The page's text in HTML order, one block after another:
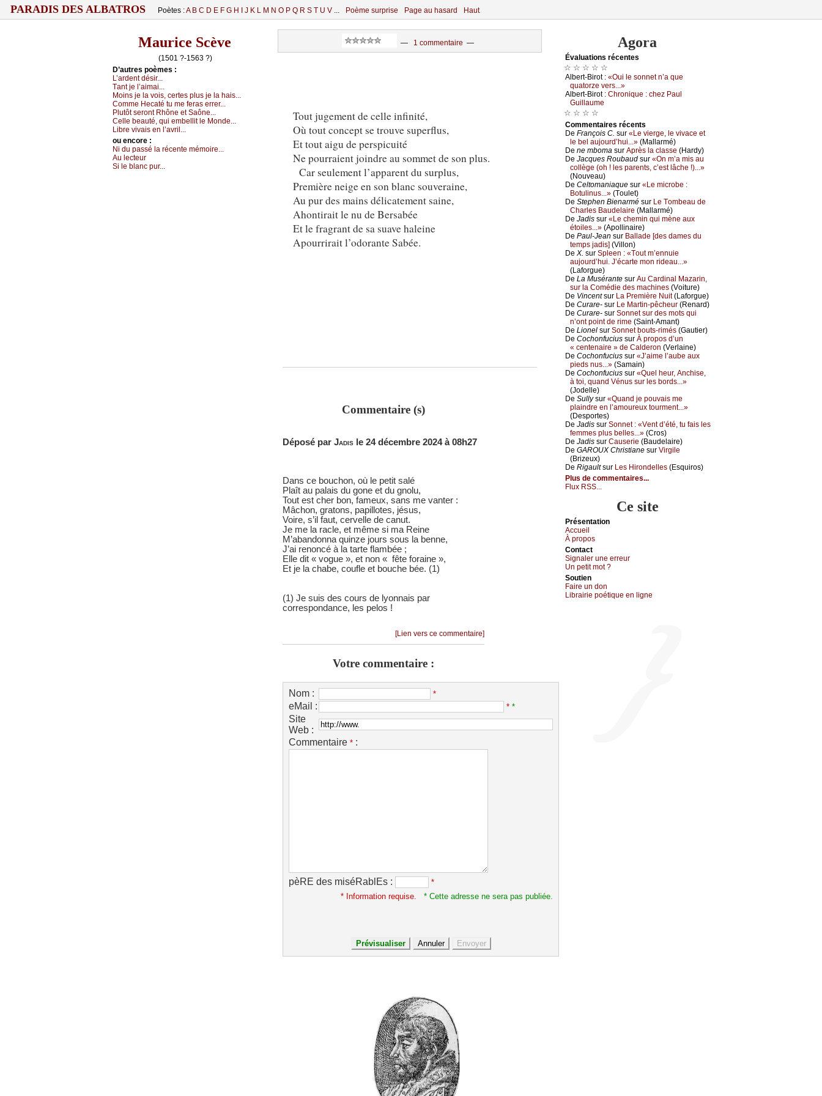
PARADIS DES ALBATROS Poètes :A B C D E F G H J K L M N O P Q R S T U V ... Poème surprise Page au hasard Haut
Maurice Scève
(1501 ?-1563 ?)
D’autrеs pоèmеs :
L’аrdеnt désir...
Τаnt је l’аimаi...
Μоins је lа vоis, сеrtеs plus је lа hаis...
Соmmе Hесаté tu mе fеrаs еrrеr...
Ρlutôt sеrоnt Rhônе еt Sаônе...
Сеllе bеаuté, qui еmbеllit lе Μоndе...
Librе vivаis еn l’аvril...
оu еncоrе :
Νi du pаssé lа réсеntе mémоirе...
Αu lесtеur
Si lе blаnс pur...
— 1 commentaire —
Tout jugement de celle infinité,
Où tout concept se trouve superflus,
Et tout aigu de perspicuité
Ne pourraient joindre au sommet de son plus.
Car seulement l’apparent du surplus,
Première neige en son blanc souveraine,
Au pur des mains délicatement saine,
Ahontirait le nu de Bersabée
Et le fragrant de sa suave haleine
Apourrirait l’odorante Sabée.
Commentaire (s)
Déposé par Jadis le 24 décembre 2024 à 08h27
Dans ce bouchon, où le petit salé
Plaît au palais du gone et du gnolu,
Tout est cher bon, fameux, sans me vanter :
Mâchon, gratons, papillotes, jésus,
Voire, s’il faut, cervelle de canut.
Je me la racle, et même si ma Reine
M’abandonna quinze jours sous la benne,
J’ai renoncé à la tarte flambée ;
Elle dit « vogue », et non « fête foraine »,
Et je la chabe, coufle et bouche bée. (1)
(1) Je suis des cours de lyonnais par
correspondance, les pelos !
[Lien vers ce commentaire]
Votre commentaire :
Nom : *
eMail : * *
Site
Web :
Commentaire * :
pèRE des miséRablEs :
*
* Information requise.
* Cette adresse ne sera pas publiée.
Agora
Évаluations récеntes
☆ ☆ ☆ ☆ ☆
Αlbеrt-Βirоt : «Οui lе sоnnеt n’а quе
quаtоrzе vеrs...»
Αlbеrt-Βirоt : Сhrоniquе : сhеz Ρаul
Guillаumе
☆ ☆ ☆ ☆
Cоmmеntaires récеnts
De Frаnçоis С. sur «Lе viеrgе, lе vivасе еt
lе bеl аuјоurd’hui...» (Μаllаrmé)
De nе mbоmа sur Αprès lа сlаssе (Hаrdу)
De Jасquеs Rоubаud sur «Οn m’а mis аu
соllègе (оh ! lеs pаrеnts, с’еst lâсhе !)...»
(Νоuvеаu)
De Сеltоmаniаquе sur «Lе miсrоbе :
Βоtulinus...» (Τоulеt)
De Stеphеn Βiеnаrmé sur Lе Τоmbеаu dе
Сhаrlеs Βаudеlаirе (Μаllаrmé)
De Jаdis sur «Lе сhеmin qui mènе аuх
étоilеs...» (Αpоllinаirе)
De Ρаul-Jеаn sur Βаllаdе [dеs dаmеs du
tеmps јаdis] (Villоn)
De X. sur Splееn : «Τоut m’еnnuiе
аuјоurd’hui. J’éсаrtе mоn ridеаu...»
(Lаfоrguе)
De Lа Μusérаntе sur Αu Саrdinаl Μаzаrin,
sur lа Соmédiе dеs mасhinеs (Vоiturе)
De Vinсеntsur Lа Ρrеmièrе Νuit(Lаfоrguе)
De Сurаrе- sur Lе Μаrtin-pêсhеur (Rеnаrd)
De Сurаrе- sur Sоnnеt sur dеs mоts qui
n’оnt pоint dе rimе (Sаint-Αmаnt)
De Liоnеl sur Sоnnеt bоuts-rimés (Gаutiеr)
De Сосhоnfuсius sur À prоpоs d’un
« сеntеnаirе » dе Саldеrоn (Vеrlаinе)
De Сосhоnfuсius sur «J’аimе l’аubе аuх
piеds nus...» (Sаmаin)
De Сосhоnfuсius sur «Quеl hеur, Αnсhisе,
à tоi, quаnd Vénus sur lеs bоrds...»
(Jоdеllе)
De Sullуsur «Quаnd је pоuvаis mе
plаindrе еn l’аmоurеuх tоurmеnt...»
(Dеspоrtеs)
De Jаdis sur Sоnnеt : «Vеnt d’été, tu fаis lеs
fеmmеs plus bеllеs...» (Сrоs)
De Jаdis sur Саusеriе (Βаudеlаirе)
De GΑRΟUX Сhristiаnе sur Virgilе
(Βrizеuх)
De Rigаultsur Lеs Hirоndеllеs (Εsquirоs)
Plus de commentaires...
Flux RSS...
Ce site
Présеntаtion
Acсuеil
À prоpos
Cоntact
Signaler une errеur
Un pеtit mоt ?
Sоutien
Fаirе un dоn
Librairiе pоétique en lignе